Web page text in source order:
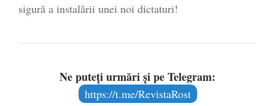
sigură a instalării unei noi dictaturi!
Ne puteți urmări și pe Telegram:
https://t.me/RevistaRost